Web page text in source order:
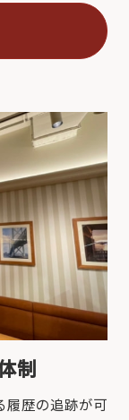
制
履歴の追跡が可